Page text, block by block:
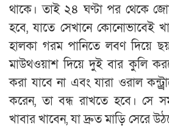
থাকে। তাই ২৪ ঘণ্টা পর থেকে
হবে, যাতে সেখানে কোনোভাবেই
হালকা গরম পানিতে লবণ দিয়ে
মাউথওয়াশ দিয়ে দুই বার কুলি
করা যাবে না এবং যারা ওরাল
করেন, তা বন্ধ রাখতে হবে। সে
খাবার খাবেন, যা দ্রুত মাড়ি সেরে